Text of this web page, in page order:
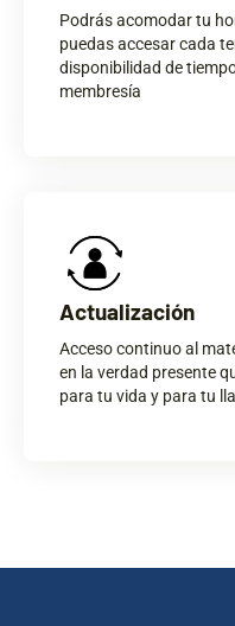
Podrás acomodar tu
puedas accesar cada
disponibilidad de
membresía
Actualización
Acceso continuo al
en la verdad presente
para tu vida y para tu